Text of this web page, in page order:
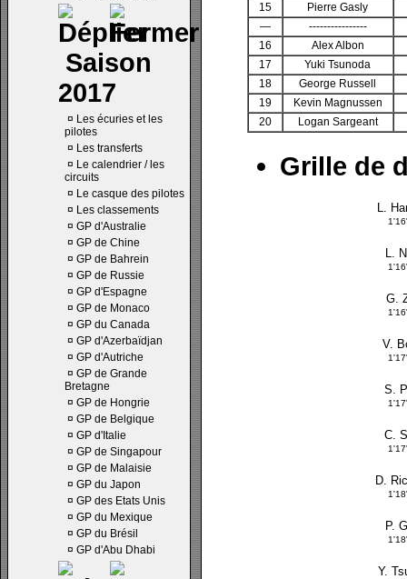
Saison
2017
¤ Les écuries et les
pilotes
¤ Les transferts
¤ Le calendrier / les
circuits
¤ Le casque des pilotes
¤ Les classements
¤ GP d'Australie
¤ GP de Chine
¤ GP de Bahrein
¤ GP de Russie
¤ GP d'Espagne
¤ GP de Monaco
¤ GP du Canada
¤ GP d'Azerbaïdjan
¤ GP d'Autriche
¤ GP de Grande
Bretagne
¤ GP de Hongrie
¤ GP de Belgique
¤ GP d'Italie
¤ GP de Singapour
¤ GP de Malaisie
¤ GP du Japon
¤ GP des Etats Unis
¤ GP du Mexique
¤ GP du Brésil
¤ GP d'Abu Dhabi
15
Pierre Gasly
—
----------------
16
Alex Albon
17
Yuki Tsunoda
18
George Russell
19
Kevin Magnussen
20
Logan Sargeant
Grille de
L.
L.
G.
V.
S.
C.
D.
P.
Y.